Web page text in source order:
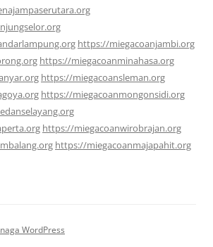
https://miegacoanjambi.org
https://miegacoanminahasa.org
https://miegacoansleman.org
https://miegacoanmongonsidi.org
https://miegacoanwirobrajan.org
https://miegacoanmajapahit.org
WordPress